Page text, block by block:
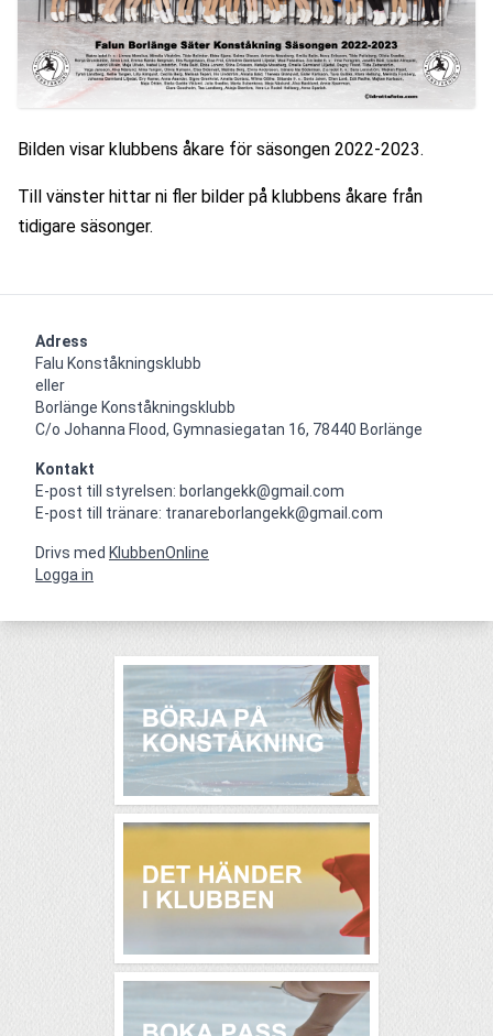
Bilden visar klubbens åkare för säsongen 2022-2023.
Till vänster hittar ni fler bilder på klubbens åkare från
tidigare säsonger.
Adress
Falu Konståkningsklubb
eller
Borlänge Konståkningsklubb
C/o Johanna Flood, Gymnasiegatan 16, 78440 Borlänge
Kontakt
E-post till styrelsen: borlangekk@gmail.com
E-post till tränare: tranareborlangekk@gmail.com
Drivs med KlubbenOnline
Logga in